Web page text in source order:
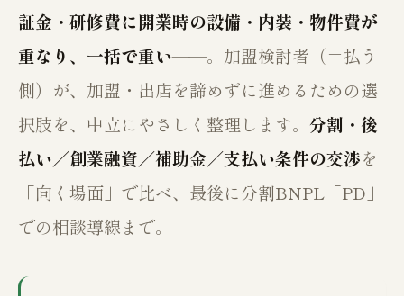
証金・研修費に開業時の設備・内装・物件費が
重なり、一括で重い——。加盟検討者（＝払う
側）が、加盟・出店を諦めずに進めるための選
択肢を、中立にやさしく整理します。 分割・後
払い／創業融資／補助金／支払い条件の交渉を
「向く場面」で比べ、最後に分割BNPL「PD」
での相談導線まで。